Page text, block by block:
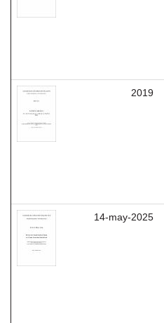
2019
14-may-2025